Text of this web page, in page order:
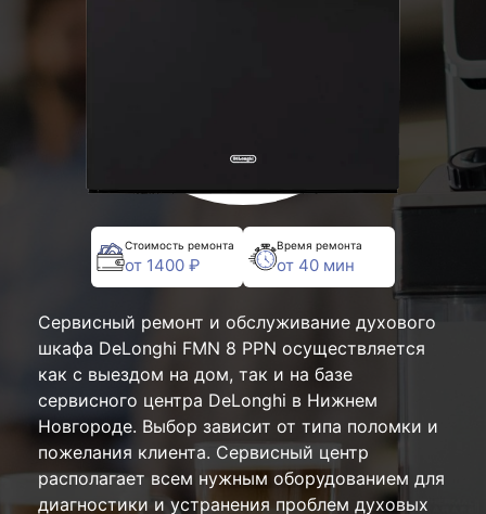
Стоимость ремонта
от 1400 ₽
Время ремонта
от 40 мин
Сервисный ремонт и обслуживание духового
шкафа DeLonghi FMN 8 PPN осуществляется
как с выездом на дом, так и на базе
сервисного центра DeLonghi в Нижнем
Новгороде. Выбор зависит от типа поломки и
пожелания клиента. Сервисный центр
располагает всем нужным оборудованием для
диагностики и устранения проблем духовых